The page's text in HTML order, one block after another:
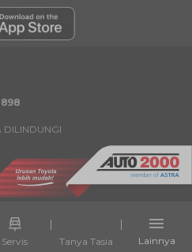
Servis Tanya Tasia Lainnya
898